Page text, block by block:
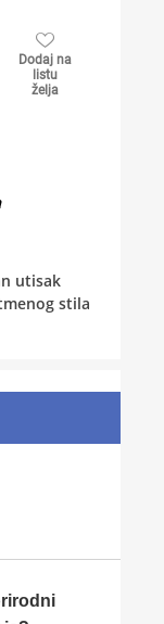
Dodaj na
listu
želja
utisak
stila